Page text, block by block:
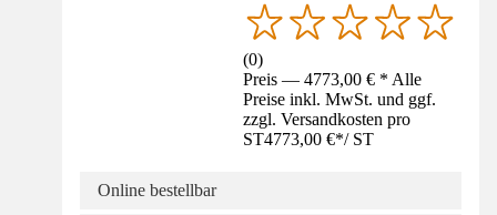
(0)
Preis — 4773,00 € * Alle
Preise inkl. MwSt. und ggf.
zzgl. Versandkosten pro
ST4773,00 €*/ ST
Online bestellbar